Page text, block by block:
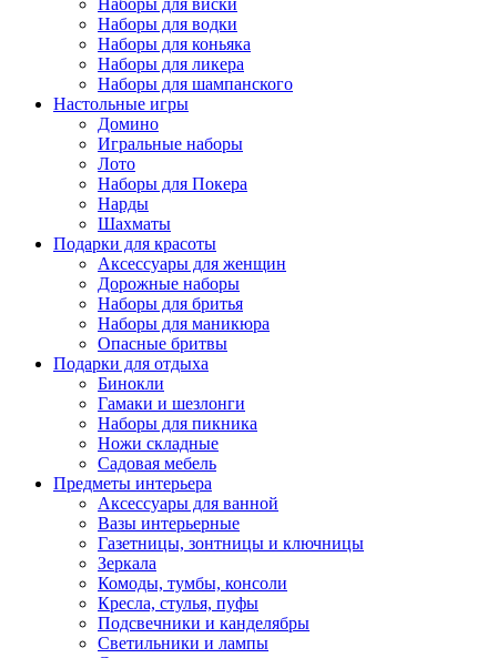
Наборы для виски
Наборы для водки
Наборы для коньяка
Наборы для ликера
Наборы для шампанского
Настольные игры
Домино
Игральные наборы
Лото
Наборы для Покера
Нарды
Шахматы
Подарки для красоты
Аксессуары для женщин
Дорожные наборы
Наборы для бритья
Наборы для маникюра
Опасные бритвы
Подарки для отдыха
Бинокли
Гамаки и шезлонги
Наборы для пикника
Ножи складные
Садовая мебель
Предметы интерьера
Аксессуары для ванной
Вазы интерьерные
Газетницы, зонтницы и ключницы
Зеркала
Комоды, тумбы, консоли
Кресла, стулья, пуфы
Подсвечники и канделябры
Светильники и лампы